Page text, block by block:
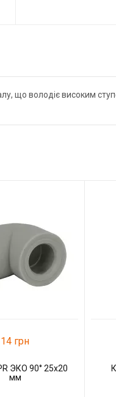
що володіє високим
14 грн
ЭКО 90° 25x20
мм